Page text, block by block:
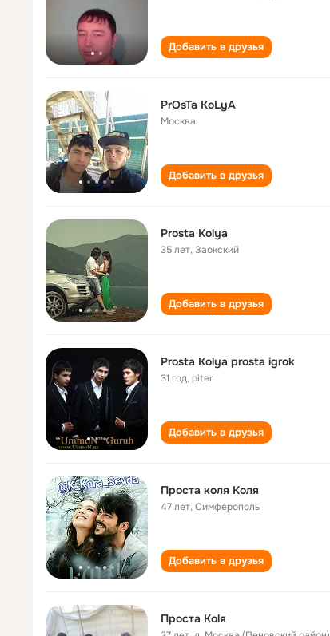
Добавить в друзья
PrOsTa KoLyA
Москва
Добавить в друзья
Prosta Kolya
35 лет,Заокский
Добавить в друзья
Prosta Kolya prosta igrok
31 год,piter
Добавить в друзья
Проста коля Коля
47 лет,Симферополь
Добавить в друзья
Проста Kolя